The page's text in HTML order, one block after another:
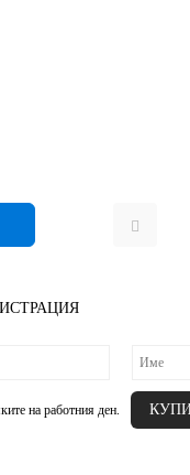
на работния ден.